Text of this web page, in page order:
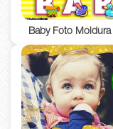
Baby Foto Moldura